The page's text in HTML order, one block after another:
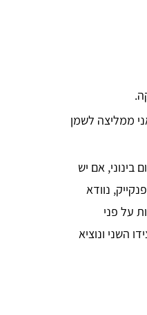
ממליצה לשמן
אם יש
נוודא
על פני
השני ונוציא